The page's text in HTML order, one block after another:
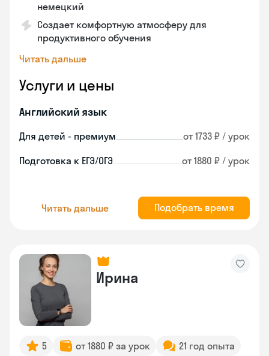
немецкий
Создает комфортную атмосферу для
продуктивного обучения
Читать дальше
Услуги и цены
Английский язык
Для детей - премиум от 1733 ₽ / урок
Подготовка к ЕГЭ/ОГЭ от 1880 ₽ / урок
Читать дальше Подобрать время
Ирина
5 от 1880 ₽ за урок 21 год опыта